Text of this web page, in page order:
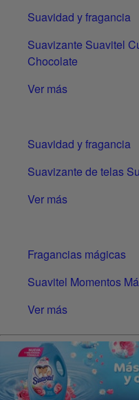
Suavidad y fragancia
Suavizante Suavitel
Chocolate
Ver más
Suavidad y fragancia
Suavizante de telas
Ver más
Fragancias mágicas
Suavitel Momentos
Ver más